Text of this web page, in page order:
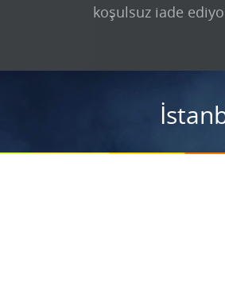
koşulsuz iade